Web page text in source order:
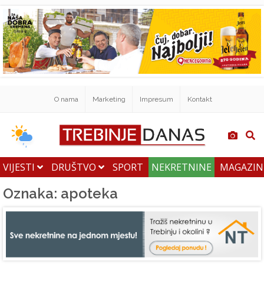
O nama Marketing Impresum Kontakt
VIJESTI DRUŠTVO SPORT NEKRETNINE
Oznaka: apoteka